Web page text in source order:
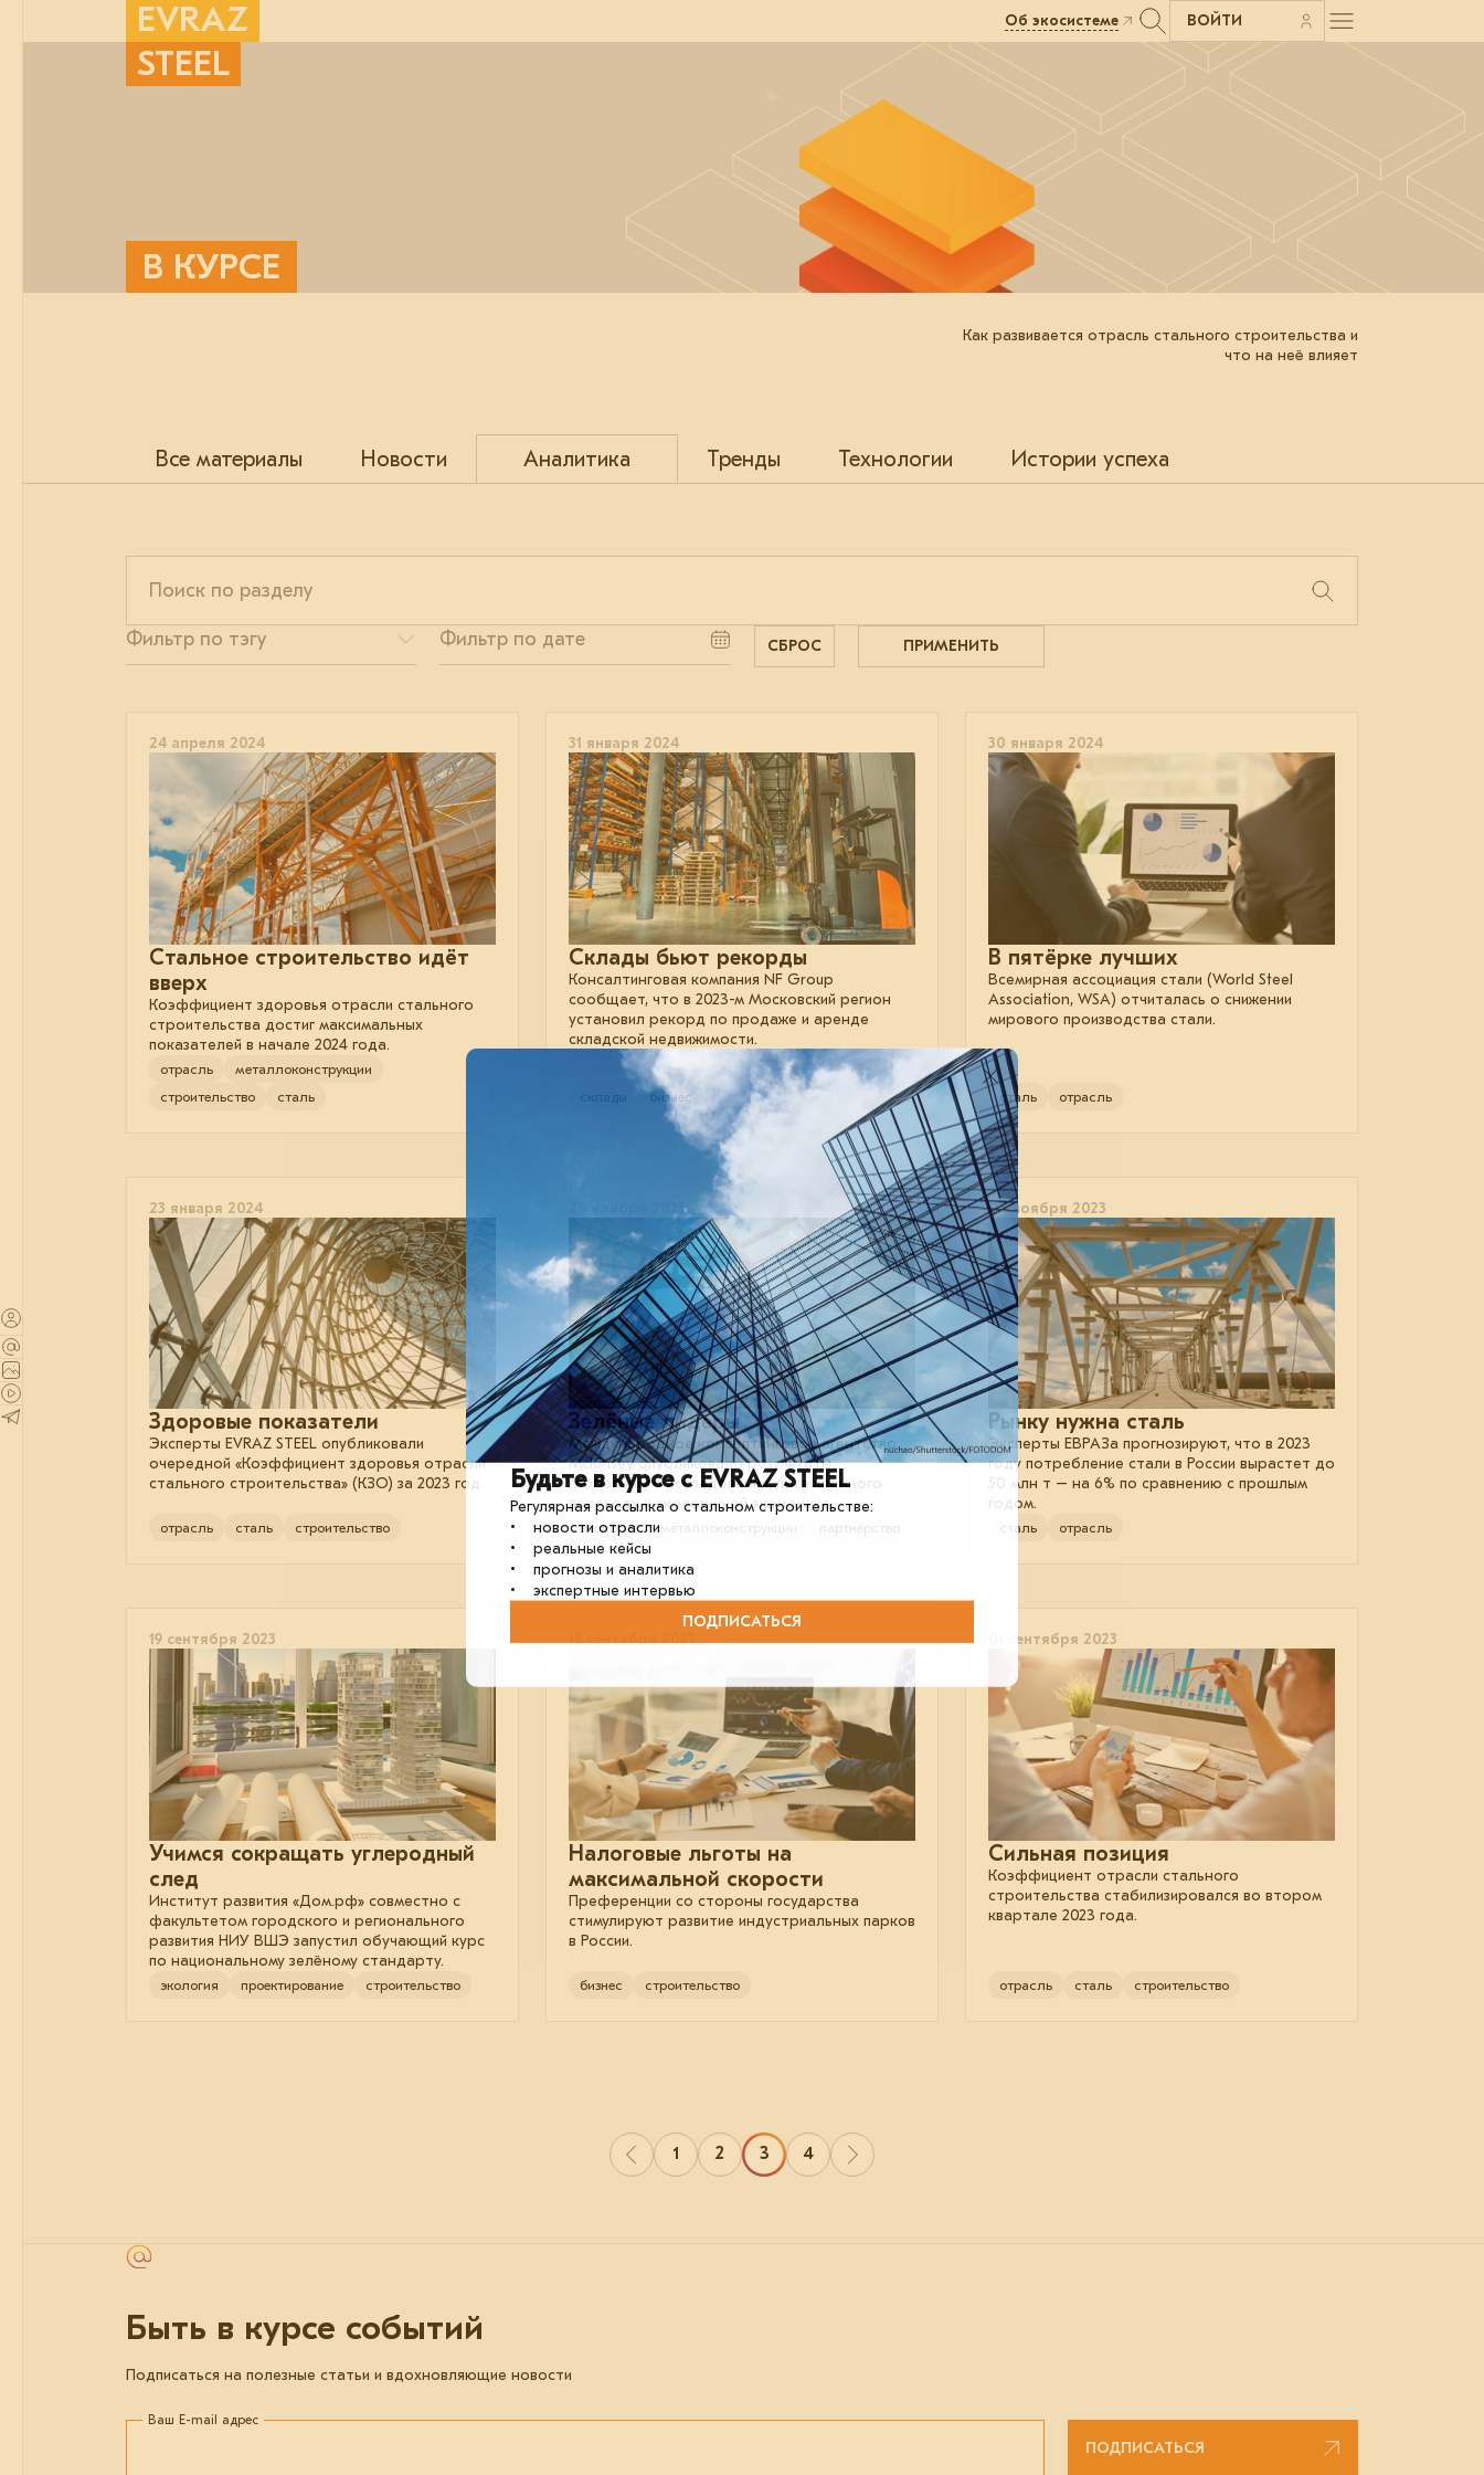
EVRAZ
STEEL
Об экосистеме ВОЙТИ
В КУРСЕ
Как развивается отрасль стального строительства и
что на неё влияет
Все материалы Новости Аналитика Тренды Технологии Истории успеха
СБРОС ПРИМЕНИТЬ
24 апреля 2024
Стальное строительство идёт
вверх
Коэффициент здоровья отрасли стального
строительства достиг максимальных
показателей в начале 2024 года.
отрасль
металлоконструкции
строительство
сталь
31 января 2024
Склады бьют рекорды
Консалтинговая компания NF Group
сообщает, что в 2023-м Московский регион
установил рекорд по продаже и аренде
складской недвижимости.
склады бизнес
30 января 2024
В пятёрке лучших
Всемирная ассоциация стали (World Steel
Association, WSA) отчиталась о снижении
мирового производства стали.
сталь отрасль
23 января 2024
Здоровые показатели
Эксперты EVRAZ STEEL опубликовали
очередной «Коэффициент здоровья отрасли
стального строительства» (КЗО) за 2023 год.
отрасль сталь строительство
29 ноября 2023
Зелёные лидеры
Международное консалтинговое агентство
McKinsey опубликовало результаты
глобального исследования, посвящённого
переходу к экологичной экономике.
экология
08 ноября 2023
Рынку нужна сталь
Эксперты ЕВРАЗа прогнозируют, что в 2023
году потребление стали в России вырастет до
50 млн т – на 6% по сравнению с прошлым
годом.
сталь отрасль
19 сентября 2023
Учимся сокращать углеродный
след
Институт развития «Дом.рф» совместно с
факультетом городского и регионального
развития НИУ ВШЭ запустил обучающий курс
по национальному зелёному стандарту.
экология проектирование строительство
15 сентября 2023
Налоговые льготы на
максимальной скорости
Преференции со стороны государства
стимулируют развитие индустриальных парков
в России.
бизнес строительство
01 сентября 2023
Сильная позиция
Коэффициент отрасли стального
строительства стабилизировался во втором
квартале 2023 года.
отрасль сталь строительство
1 2 3 4
Быть в курсе событий
Подписаться на полезные статьи и вдохновляющие новости
Ваш E-mail адрес
ПОДПИСАТЬСЯ
Будьте в курсе с EVRAZ STEEL
Регулярная рассылка о стальном строительстве:
• новости отрасли
• реальные кейсы
• прогнозы и аналитика
• экспертные интервью
ПОДПИСАТЬСЯ